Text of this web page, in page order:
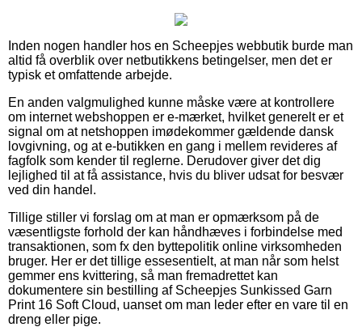
Inden nogen handler hos en Scheepjes webbutik burde man
altid få overblik over netbutikkens betingelser, men det er
typisk et omfattende arbejde.
En anden valgmulighed kunne måske være at kontrollere
om internet webshoppen er e-mærket, hvilket generelt er et
signal om at netshoppen imødekommer gældende dansk
lovgivning, og at e-butikken en gang i mellem revideres af
fagfolk som kender til reglerne. Derudover giver det dig
lejlighed til at få assistance, hvis du bliver udsat for besvær
ved din handel.
Tillige stiller vi forslag om at man er opmærksom på de
væsentligste forhold der kan håndhæves i forbindelse med
transaktionen, som fx den byttepolitik online virksomheden
bruger. Her er det tillige essesentielt, at man når som helst
gemmer ens kvittering, så man fremadrettet kan
dokumentere sin bestilling af Scheepjes Sunkissed Garn
Print 16 Soft Cloud, uanset om man leder efter en vare til en
dreng eller pige.